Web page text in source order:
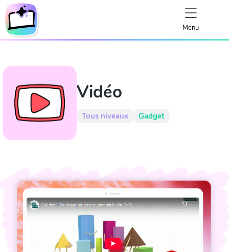
Menu
Vidéo
Tous niveaux Gadget